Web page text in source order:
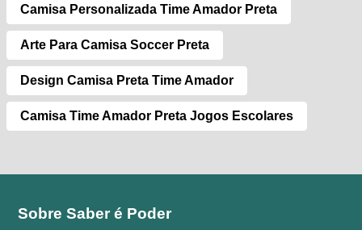
Camisa Personalizada Time Amador Preta
Arte Para Camisa Soccer Preta
Design Camisa Preta Time Amador
Camisa Time Amador Preta Jogos Escolares
Sobre Saber é Poder